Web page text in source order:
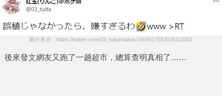
圖片來自：https://twitter.com/03_tuita/status/1604817552026112001
後來發文網友又跑了一趟超市，總算查明真相了……